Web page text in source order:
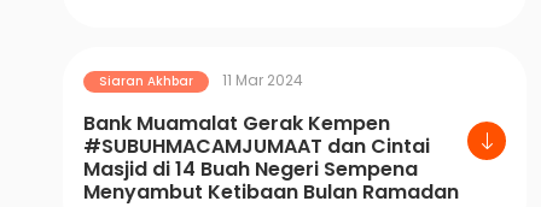
Siaran Akhbar 11 Mar 2024
Bank Muamalat Gerak Kempen
#SUBUHMACAMJUMAAT dan Cintai
Masjid di 14 Buah Negeri Sempena
Menyambut Ketibaan Bulan Ramadan